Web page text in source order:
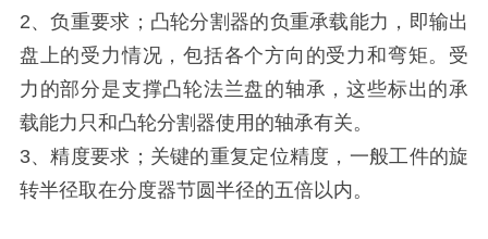
2、负重要求；凸轮分割器的负重承载能力，即输出
盘上的受力情况，包括各个方向的受力和弯矩。受
力的部分是支撑凸轮法兰盘的轴承，这些标出的承
载能力只和凸轮分割器使用的轴承有关。
3、精度要求；关键的重复定位精度，一般工件的旋
转半径取在分度器节圆半径的五倍以内。